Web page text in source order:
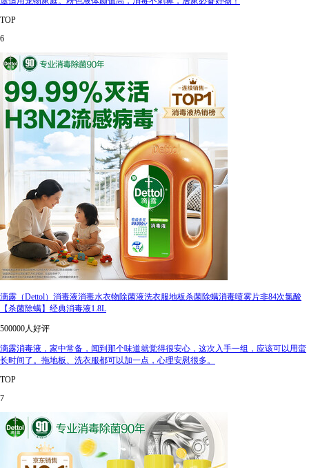
TOP
6
滴露（Dettol）消毒液消毒水衣物除菌液洗衣服地板杀菌除螨消毒喷雾片非84次氯酸
【杀菌除螨】经典消毒液1.8L
500000人好评
滴露消毒液，家中常备，闻到那个味道就觉得很安心，这次入手一组，应该可以用蛮
长时间了。拖地板、洗衣服都可以加一点，心理安慰很多。
TOP
7